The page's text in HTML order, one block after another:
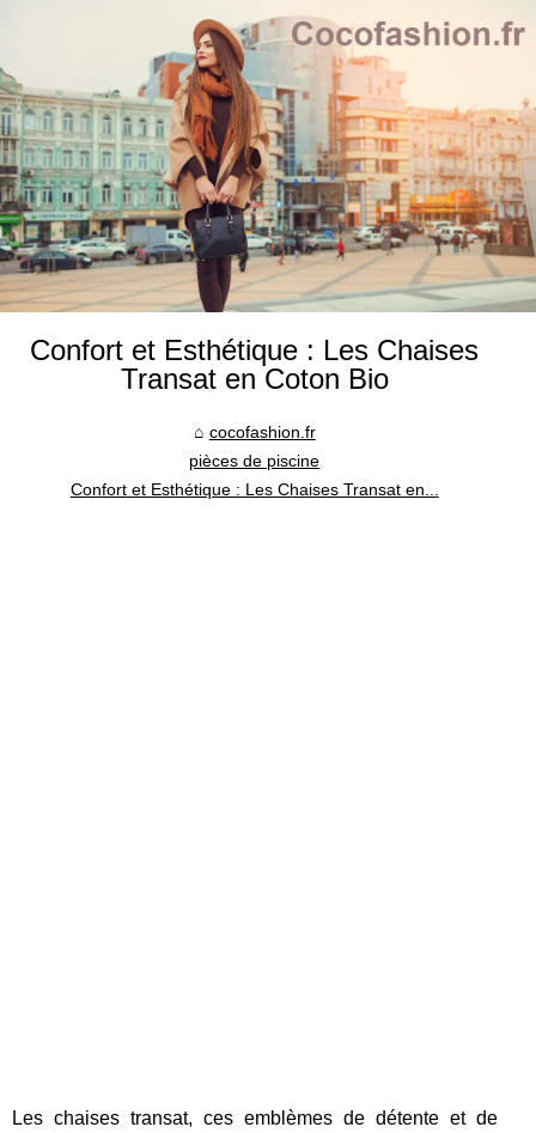
Confort et Esthétique : Les Chaises
Transat en Coton Bio
cocofashion.fr
pièces de piscine
Confort et Esthétique : Les Chaises Transat en...
Les chaises transat, ces emblèmes de détente et de